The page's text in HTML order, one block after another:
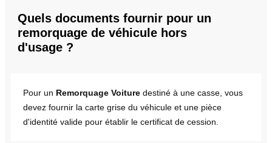
Quels documents fournir pour un
remorquage de véhicule hors
d'usage ?
Pour un Remorquage Voiture destiné à une casse, vous
devez fournir la carte grise du véhicule et une pièce
d'identité valide pour établir le certificat de cession.